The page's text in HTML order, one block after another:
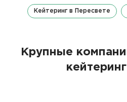
Кейтеринг в Пересвете
Крупные